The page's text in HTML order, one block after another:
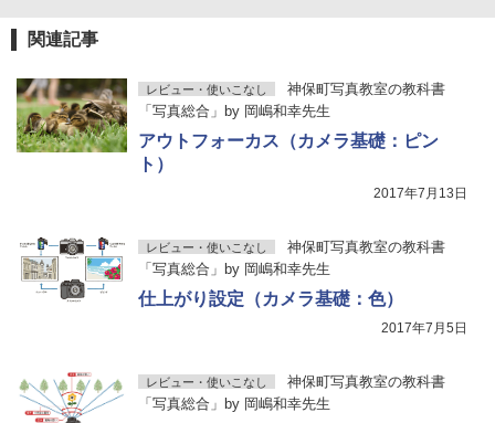
関連記事
レビュー・使いこなし
神保町写真教室の教科書
「写真総合」by 岡嶋和幸先生
アウトフォーカス（カメラ基礎：ピン
ト）
2017年7月13日
レビュー・使いこなし
神保町写真教室の教科書
「写真総合」by 岡嶋和幸先生
仕上がり設定（カメラ基礎：色）
2017年7月5日
レビュー・使いこなし
神保町写真教室の教科書
「写真総合」by 岡嶋和幸先生